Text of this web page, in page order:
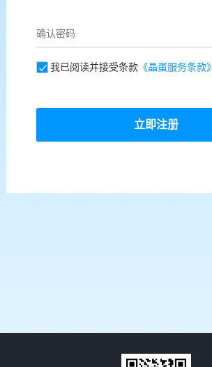
我已阅读并接受条款《晶蛋服务条款》
立即注册